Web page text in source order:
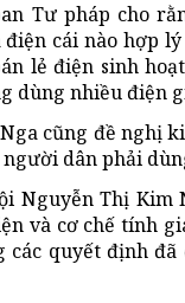
Tư pháp cho
cái nào hợp
lẻ điện sinh
dùng nhiều điện
cũng đề nghị
dân phải
Nguyễn Thị
và cơ chế tính
các quyết định